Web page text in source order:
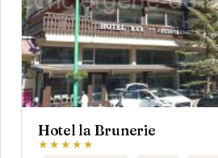
Hotel la Brunerie
★★★★★